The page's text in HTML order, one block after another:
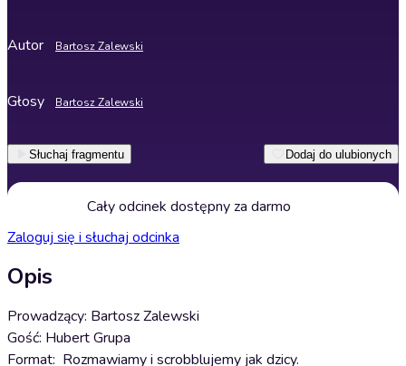
Autor Bartosz Zalewski
Głosy Bartosz Zalewski
Słuchaj fragmentu Dodaj do ulubionych
Cały odcinek dostępny za darmo
Zaloguj się i słuchaj odcinka
Opis
Prowadzący: Bartosz Zalewski
Gość: Hubert Grupa
Format: Rozmawiamy i scrobblujemy jak dzicy.